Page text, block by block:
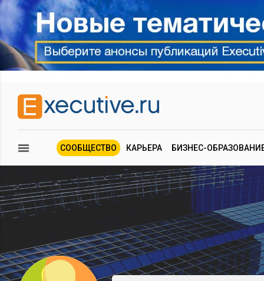
СООБЩЕСТВО КАРЬЕРА БИЗНЕС-